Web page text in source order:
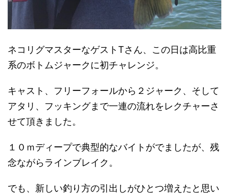
ネコリグマスターなゲストTさん、この日は高比重
系のボトムジャークに初チャレンジ。
キャスト、フリーフォールから２ジャーク、そして
アタリ、フッキングまで一連の流れをレクチャーさ
せて頂きました。
１０ｍディープで典型的なバイトがでましたが、残
念ながらラインブレイク。
でも、新しい釣り方の引出しがひとつ増えたと思い